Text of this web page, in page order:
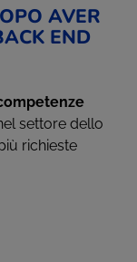
AVER
END
settore dello
richieste